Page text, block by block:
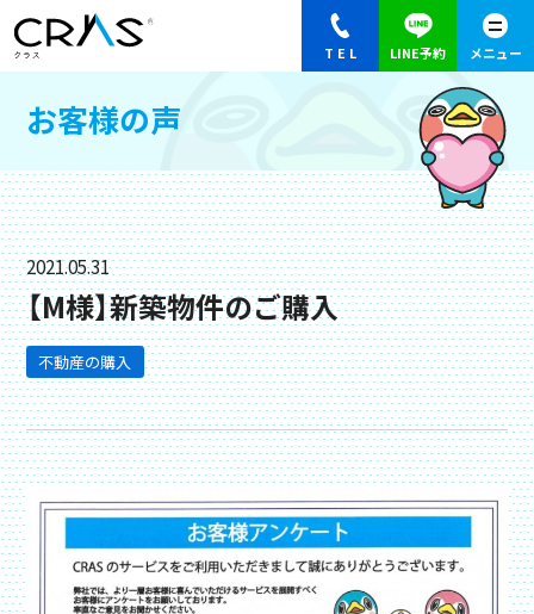
お客様の声
2021.05.31
【M様】新築物件のご購入
不動産の購入